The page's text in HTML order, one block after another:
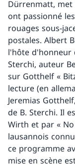
Dürrenmatt,
ont passionné
rouages sous-
postales. Albert
l'hôte d'honneur
Sterchi, auteur
sur Gotthelf «
lecture (en
Jeremias
de B. Sterchi. Il
Wirth et par «
lausannois
ce programme
mise en scène